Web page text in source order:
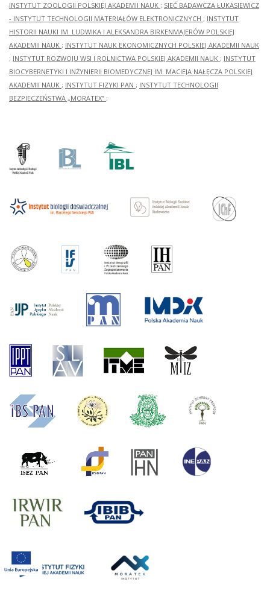
INSTYTUT ZOOLOGII POLSKIEJ AKADEMII NAUK ; SIEĆ BADAWCZA ŁUKASIEWICZ
- INSTYTUT TECHNOLOGII MATERIAŁÓW ELEKTRONICZNYCH ; INSTYTUT
HISTORII NAUKI IM. LUDWIKA I ALEKSANDRA BIRKENMAJERÓW POLSKIEJ
AKADEMII NAUK ; INSTYTUT NAUK EKONOMICZNYCH POLSKIEJ AKADEMII NAUK
; INSTYTUT ROZWOJU WSI I ROLNICTWA POLSKIEJ AKADEMII NAUK ; INSTYTUT
BIOCYBERNETYKI I INŻYNIERII BIOMEDYCZNEJ IM. MACIEJA NAŁĘCZA POLSKIEJ
AKADEMII NAUK ; INSTYTUT FIZYKI PAN ; INSTYTUT TECHNOLOGII
BEZPIECZEŃSTWA „MORATEX” ;